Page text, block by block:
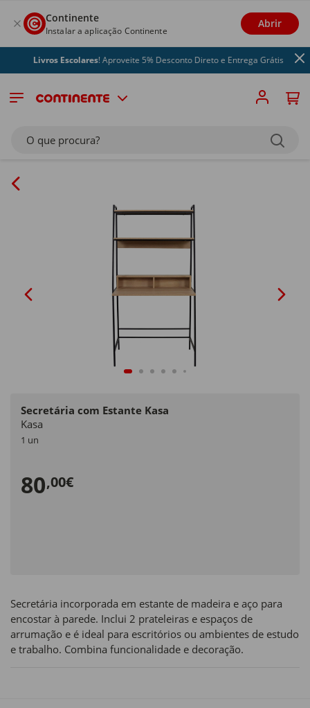
Continente
Instalar a aplicação Continente
Abrir
Livros Escolares! Aproveite 5% Desconto Direto e Entrega Grátis
O que procura?
Secretária com Estante Kasa
Kasa
1 un
80,00€
Secretária incorporada em estante de madeira e aço para
encostar à parede. Inclui 2 prateleiras e espaços de
arrumação e é ideal para escritórios ou ambientes de estudo
e trabalho. Combina funcionalidade e decoração.